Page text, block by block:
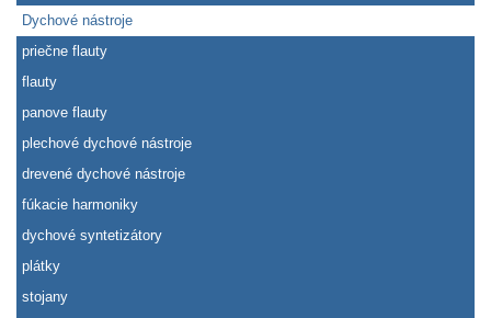
Dychové nástroje
priečne flauty
flauty
panove flauty
plechové dychové nástroje
drevené dychové nástroje
fúkacie harmoniky
dychové syntetizátory
plátky
stojany